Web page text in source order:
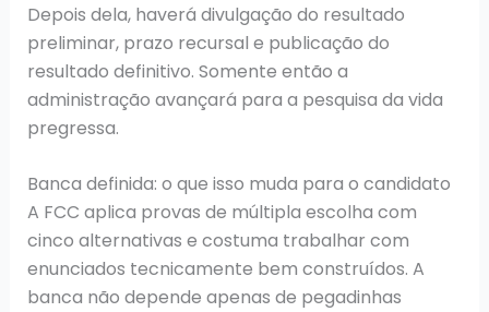
Depois dela, haverá divulgação do resultado
preliminar, prazo recursal e publicação do
resultado definitivo. Somente então a
administração avançará para a pesquisa da vida
pregressa.
Banca definida: o que isso muda para o candidato
A FCC aplica provas de múltipla escolha com
cinco alternativas e costuma trabalhar com
enunciados tecnicamente bem construídos. A
banca não depende apenas de pegadinhas